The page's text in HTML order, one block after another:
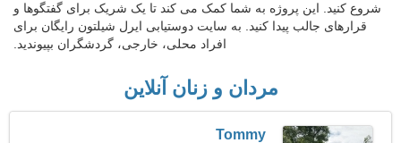
شروع کنید. این پروژه به شما کمک می کند تا یک شریک برای گفتگوها و
قرارهای جالب پیدا کنید. به سایت دوستیابی ایرل شیلتون رایگان برای
افراد محلی، خارجی، گردشگران بپیوندید.
مردان و زنان آنلاین
Tommy